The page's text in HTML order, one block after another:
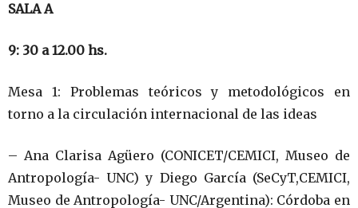
SALA A
9: 30 a 12.00 hs.
Mesa 1: Problemas teóricos y metodológicos en
torno a la circulación internacional de las ideas
– Ana Clarisa Agüero (CONICET/CEMICI, Museo de
Antropología- UNC) y Diego García (SeCyT,CEMICI,
Museo de Antropología- UNC/Argentina): Córdoba en